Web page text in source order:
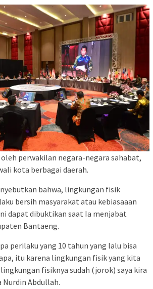
perwakilan negara-negara sahabat,
kota berbagai daerah.
bahwa, lingkungan fisik
bersih masyarakat atau kebiasaaan
dapat dibuktikan saat Ia menjabat
Bantaeng.
perilaku yang 10 tahun yang lalu bisa
itu karena lingkungan fisik yang kita
fisiknya sudah (jorok) saya kira
Nurdin Abdullah.